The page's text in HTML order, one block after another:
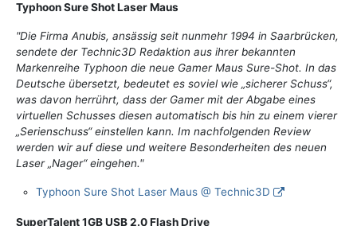
Typhoon Sure Shot Laser Maus
"Die Firma Anubis, ansässig seit nunmehr 1994 in Saarbrücken,
sendete der Technic3D Redaktion aus ihrer bekannten
Markenreihe Typhoon die neue Gamer Maus Sure-Shot. In das
Deutsche übersetzt, bedeutet es soviel wie „sicherer Schuss“,
was davon herrührt, dass der Gamer mit der Abgabe eines
virtuellen Schusses diesen automatisch bis hin zu einem vierer
„Serienschuss“ einstellen kann. Im nachfolgenden Review
werden wir auf diese und weitere Besonderheiten des neuen
Laser „Nager“ eingehen."
Typhoon Sure Shot Laser Maus @ Technic3D
SuperTalent 1GB USB 2.0 Flash Drive